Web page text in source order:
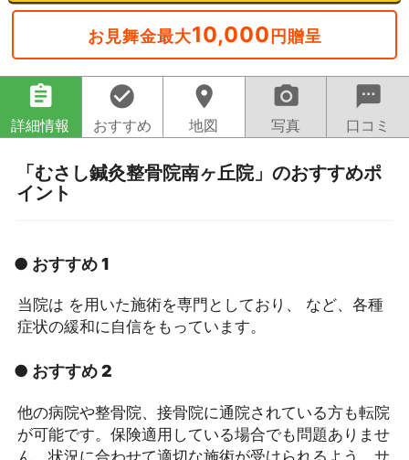
お見舞金最大10,000 円贈呈
assignment
詳細情報
check_circle
おすすめ
location_on
地図
camera_alt
写真
sms
口コミ
「むさし鍼灸整骨院南ヶ丘院」のおすすめポ
イント
● おすすめ 1
当院は を用いた施術を専門としており、 など、各種
症状の緩和に自信をもっています。
● おすすめ 2
他の病院や整骨院、接骨院に通院されている方も転院
が可能です。保険適用している場合でも問題ありませ
ん。状況に合わせて適切な施術が受けられるよう、サ